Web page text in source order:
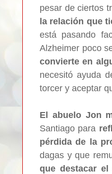
pesar de ciertos
la relación que
está pasando
Alzheimer poco
convierte en
necesitó ayuda
torcer y aceptar
El abuelo Jon
Santiago para
pérdida de la
dagas y que
que destacar